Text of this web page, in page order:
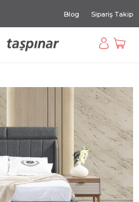
Blog Sipariş Takip